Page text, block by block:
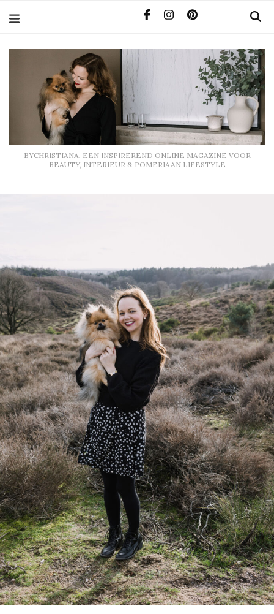
BYCHRISTIANA, EEN INSPIREREND ONLINE MAGAZINE VOOR
BEAUTY, INTERIEUR & POMERIAAN LIFESTYLE